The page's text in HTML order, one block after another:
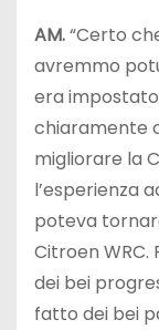
AM.“Certo
avremmo
era impostato
chiaramente
migliorare la
l’esperienza
poteva
Citroen
dei bei
fatto dei bei